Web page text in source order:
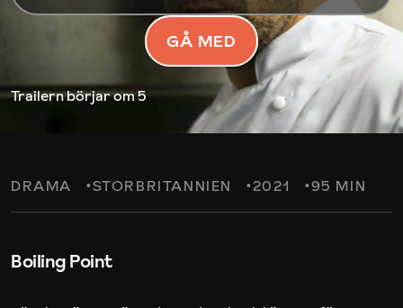
GÅ MED
Trailern börjarom 5
DRAMA STORBRITANNIEN 2021 95 MIN
Boiling Point